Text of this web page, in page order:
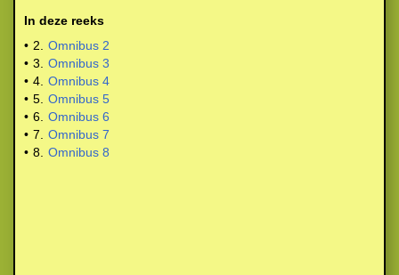
In deze reeks
• 2.
Omnibus 2
• 3.
Omnibus 3
• 4. Omnibus 4
• 5. Omnibus 5
• 6. Omnibus 6
• 7.
Omnibus 7
• 8. Omnibus 8